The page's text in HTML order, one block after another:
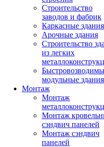
Строительство
заводов и фабрик
Каркасные здания
Арочные здания
Строительство
из легких
модульные здания
Монтаж
Монтаж
Монтаж
сэндвич панелей
Монтаж сэндвич
панелей